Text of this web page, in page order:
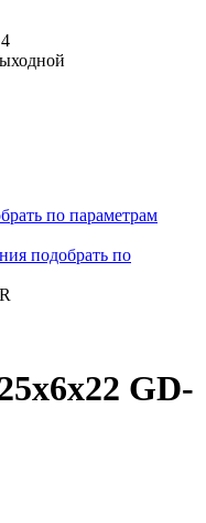
по параметрам
подобрать по
GD-